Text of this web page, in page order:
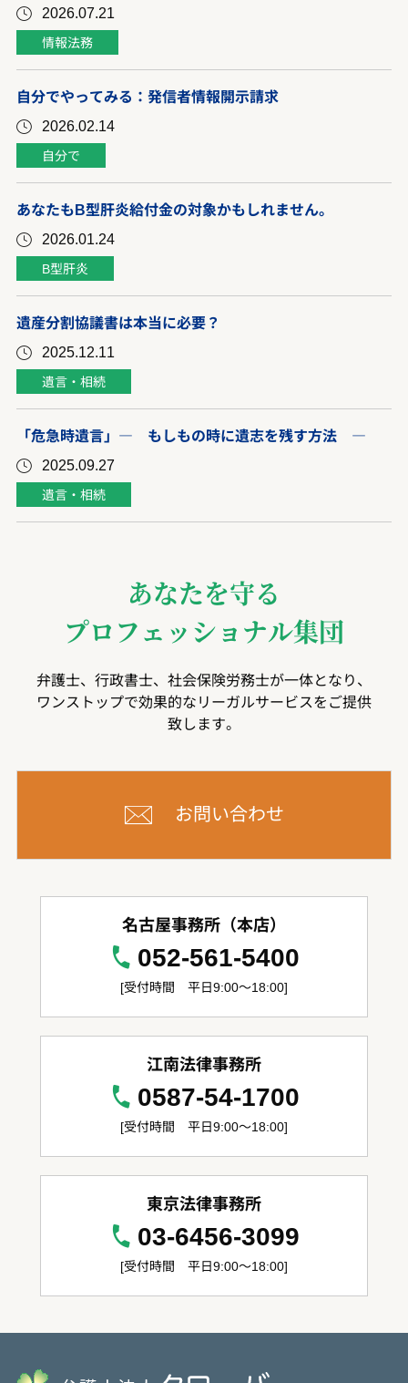
2026.07.21
情報法務
自分でやってみる：発信者情報開示請求
2026.02.14
自分で
あなたもB型肝炎給付金の対象かもしれません。
2026.01.24
B型肝炎
遺産分割協議書は本当に必要？
2025.12.11
遺言・相続
「危急時遺言」― もしもの時に遺志を残す方法 ―
2025.09.27
遺言・相続
あなたを守る
プロフェッショナル集団
弁護士、行政書士、社会保険労務士が一体となり、
ワンストップで効果的なリーガルサービスをご提供
致します。
お問い合わせ
名古屋事務所（本店）
052-561-5400
[受付時間 平日9:00～18:00]
江南法律事務所
0587-54-1700
[受付時間 平日9:00～18:00]
東京法律事務所
03-6456-3099
[受付時間 平日9:00～18:00]